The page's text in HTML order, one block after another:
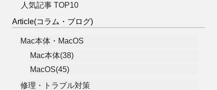
人気記事 TOP10
Article(コラム・ブログ)
Mac本体・MacOS
Mac本体(38)
MacOS(45)
修理・トラブル対策